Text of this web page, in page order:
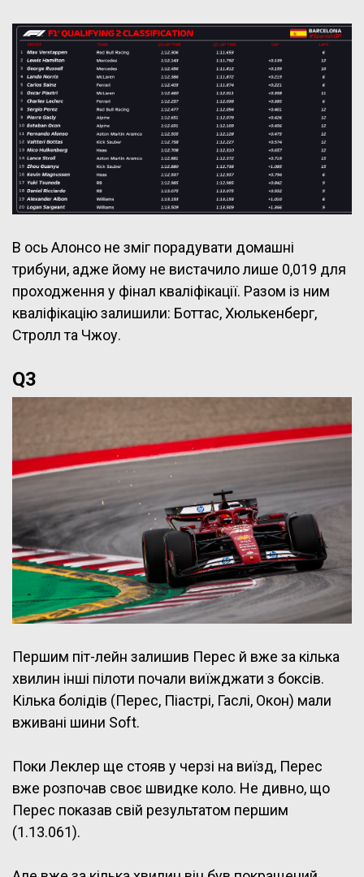
В ось Алонсо не зміг порадувати домашні
трибуни, адже йому не вистачило лише 0,019 для
проходження у фінал кваліфікації. Разом із ним
кваліфікацію залишили: Боттас, Хюлькенберг,
Стролл та Чжоу.
Q3
Першим піт-лейн залишив Перес й вже за кілька
хвилин інші пілоти почали виїжджати з боксів.
Кілька болідів (Перес, Піастрі, Гаслі, Окон) мали
вживані шини Soft.
Поки Леклер ще стояв у черзі на виїзд, Перес
вже розпочав своє швидке коло. Не дивно, що
Перес показав свій результатом першим
(1.13.061).